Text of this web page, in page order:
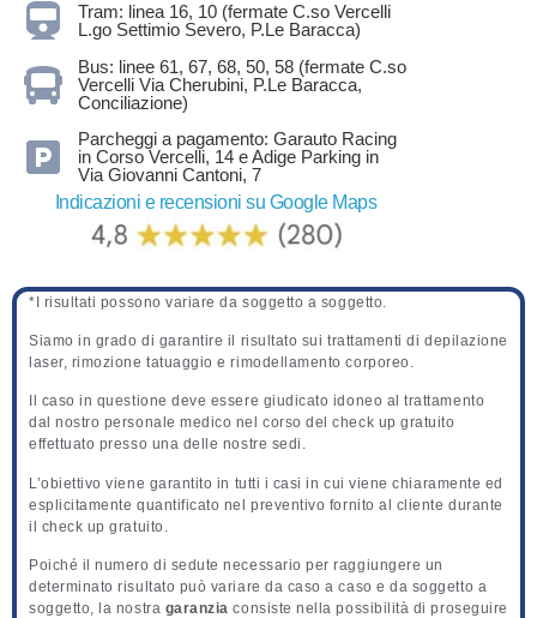
Tram: linea 16, 10 (fermate C.so Vercelli
L.go Settimio Severo, P.Le Baracca)
Bus: linee 61, 67, 68, 50, 58 (fermate C.so
Vercelli Via Cherubini, P.Le Baracca,
Conciliazione)
Parcheggi a pagamento: Garauto Racing
in Corso Vercelli, 14 e Adige Parking in
Via Giovanni Cantoni, 7
Indicazioni e recensioni su Google Maps
*I risultati possono variare da soggetto a soggetto.
Siamo in grado di garantire il risultato sui trattamenti di depilazione
laser, rimozione tatuaggio e rimodellamento corporeo.
Il caso in questione deve essere giudicato idoneo al trattamento
dal nostro personale medico nel corso del check up gratuito
effettuato presso una delle nostre sedi.
L’obiettivo viene garantito in tutti i casi in cui viene chiaramente ed
esplicitamente quantificato nel preventivo fornito al cliente durante
il check up gratuito.
Poiché il numero di sedute necessario per raggiungere un
determinato risultato può variare da caso a caso e da soggetto a
soggetto, la nostra garanzia consiste nella possibilità di proseguire